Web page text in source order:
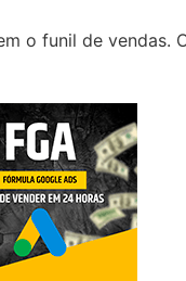
o funil de vendas.